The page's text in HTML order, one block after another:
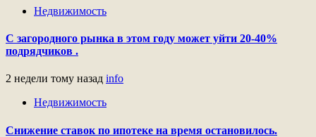
Недвижимость
С загородного рынка в этом году может уйти 20-40%
подрядчиков .
2 недели тому назад info
Недвижимость
Снижение ставок по ипотеке на время остановилось.